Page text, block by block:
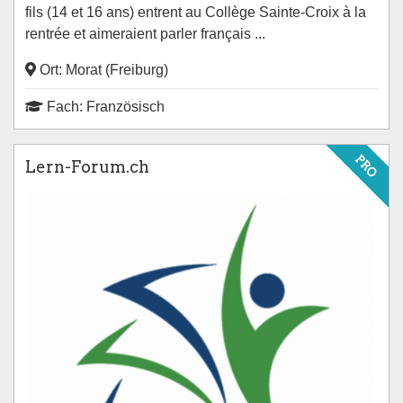
fils (14 et 16 ans) entrent au Collège Sainte-Croix à la
rentrée et aimeraient parler français ...
Ort: Morat (Freiburg)
Fach: Französisch
PRO
Lern-Forum.ch